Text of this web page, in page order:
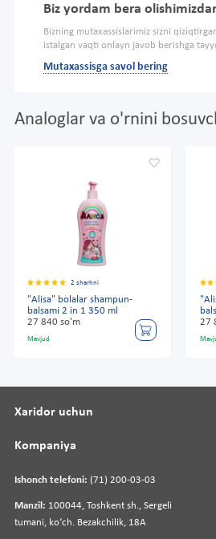
Biz yordam bera
Bizning mutaxassislarimiz sizni
istalgan vaqti onlayn javob berishga
Mutaxassisga savol bering
Analoglar va o'rnini
2 sharhni
"Alisa" bolalar shampun-
balsami 2 in 1 350 ml
27 840 so'm
Mavjud
27
Ishonch telefoni: (71) 200-03-03
Manzil: 100044, Toshkent sh., Sergeli
tumani, koʻch. Bezakchilik, 18A
Xaridor uchun
Kompaniya